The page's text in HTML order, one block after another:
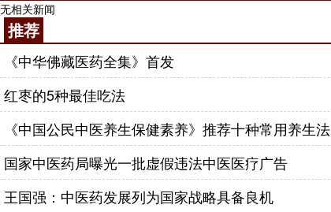
无相关新闻
推荐
《中华佛藏医药全集》首发
红枣的5种最佳吃法
《中国公民中医养生保健素养》推荐十种常用养生法
国家中医药局曝光一批虚假违法中医医疗广告
王国强：中医药发展列为国家战略具备良机